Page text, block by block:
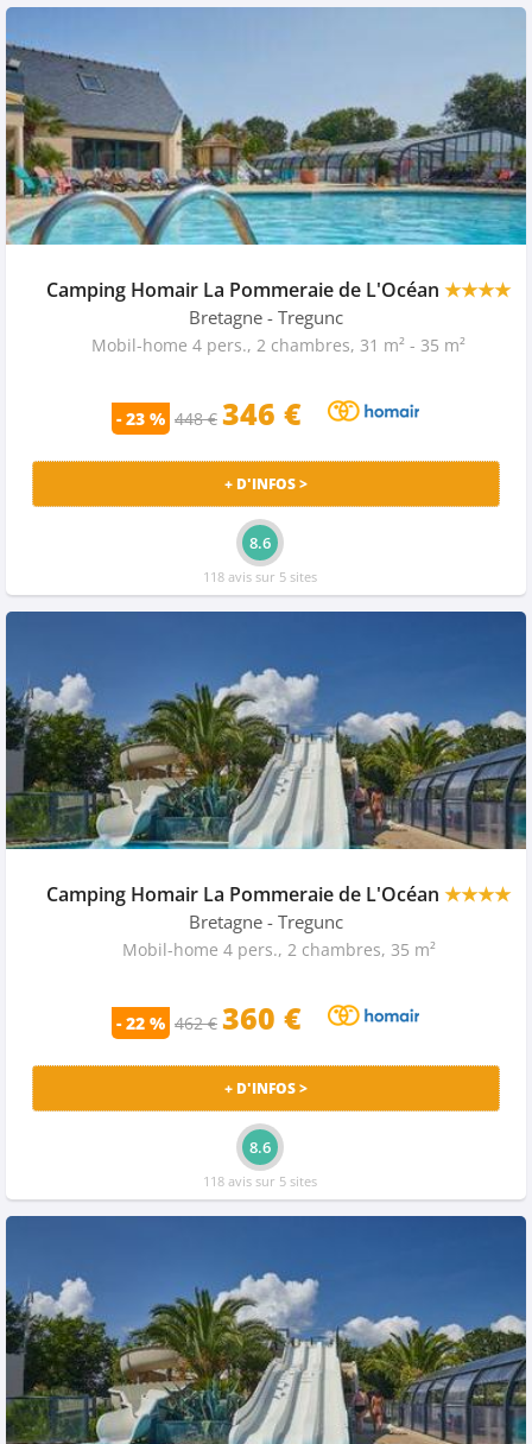
Camping Homair La Pommeraie de L'Océan ★★★★
Bretagne - Tregunc
Mobil-home 4 pers., 2 chambres, 31 m² - 35 m²
- 23 % 448 € 346 €
+ D'INFOS >
8.6
118 avis sur 5 sites
Camping Homair La Pommeraie de L'Océan ★★★★
Bretagne - Tregunc
Mobil-home 4 pers., 2 chambres, 35 m²
- 22 % 462 € 360 €
+ D'INFOS >
8.6
118 avis sur 5 sites